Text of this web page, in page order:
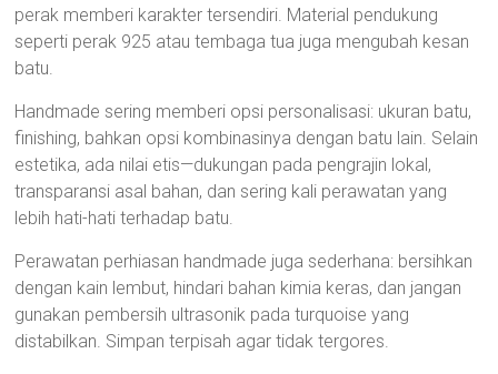
perak memberi karakter tersendiri. Material pendukung
seperti perak 925 atau tembaga tua juga mengubah kesan
batu.
Handmade sering memberi opsi personalisasi: ukuran batu,
finishing, bahkan opsi kombinasinya dengan batu lain. Selain
estetika, ada nilai etis—dukungan pada pengrajin lokal,
transparansi asal bahan, dan sering kali perawatan yang
lebih hati-hati terhadap batu.
Perawatan perhiasan handmade juga sederhana: bersihkan
dengan kain lembut, hindari bahan kimia keras, dan jangan
gunakan pembersih ultrasonik pada turquoise yang
distabilkan. Simpan terpisah agar tidak tergores.